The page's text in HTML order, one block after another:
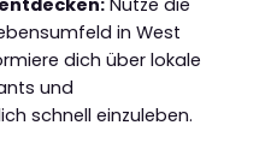
Nutze die
in West
dich über lokale
und
schnell einzuleben.